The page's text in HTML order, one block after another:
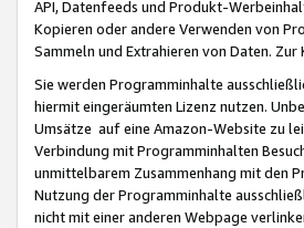
API, Datenfeeds und Produkt-
Kopieren oder andere Verwenden von
Sammeln und Extrahieren von Daten.
Sie werden Programminhalte
hiermit eingeräumten Lizenz nutzen.
Umsätze auf eine Amazon-Website zu
Verbindung mit Programminhalten
unmittelbarem Zusammenhang mit den
Nutzung der Programminhalte
nicht mit einer anderen Webpage